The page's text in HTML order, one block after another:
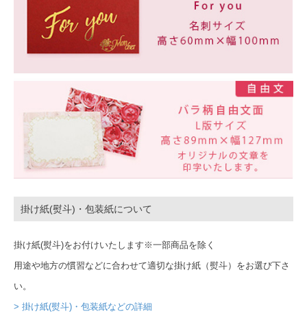
掛け紙(熨斗)・包装紙について
掛け紙(熨斗)をお付けいたします※一部商品を除く
用途や地方の慣習などに合わせて適切な掛け紙（熨斗）をお選び下さ
い。
> 掛け紙(熨斗)・包装紙などの詳細